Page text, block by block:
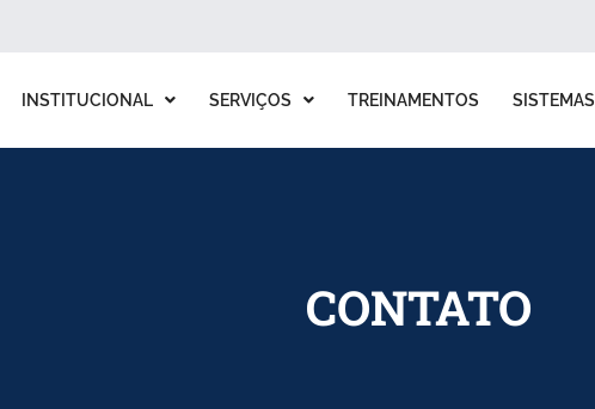
INSTITUCIONAL SERVIÇOS TREINAMENTOS SISTEMAS
CONTATO